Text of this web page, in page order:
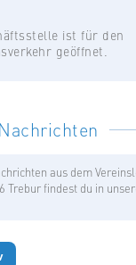
ist für den
geöffnet.
aus dem
Trebur findest du in